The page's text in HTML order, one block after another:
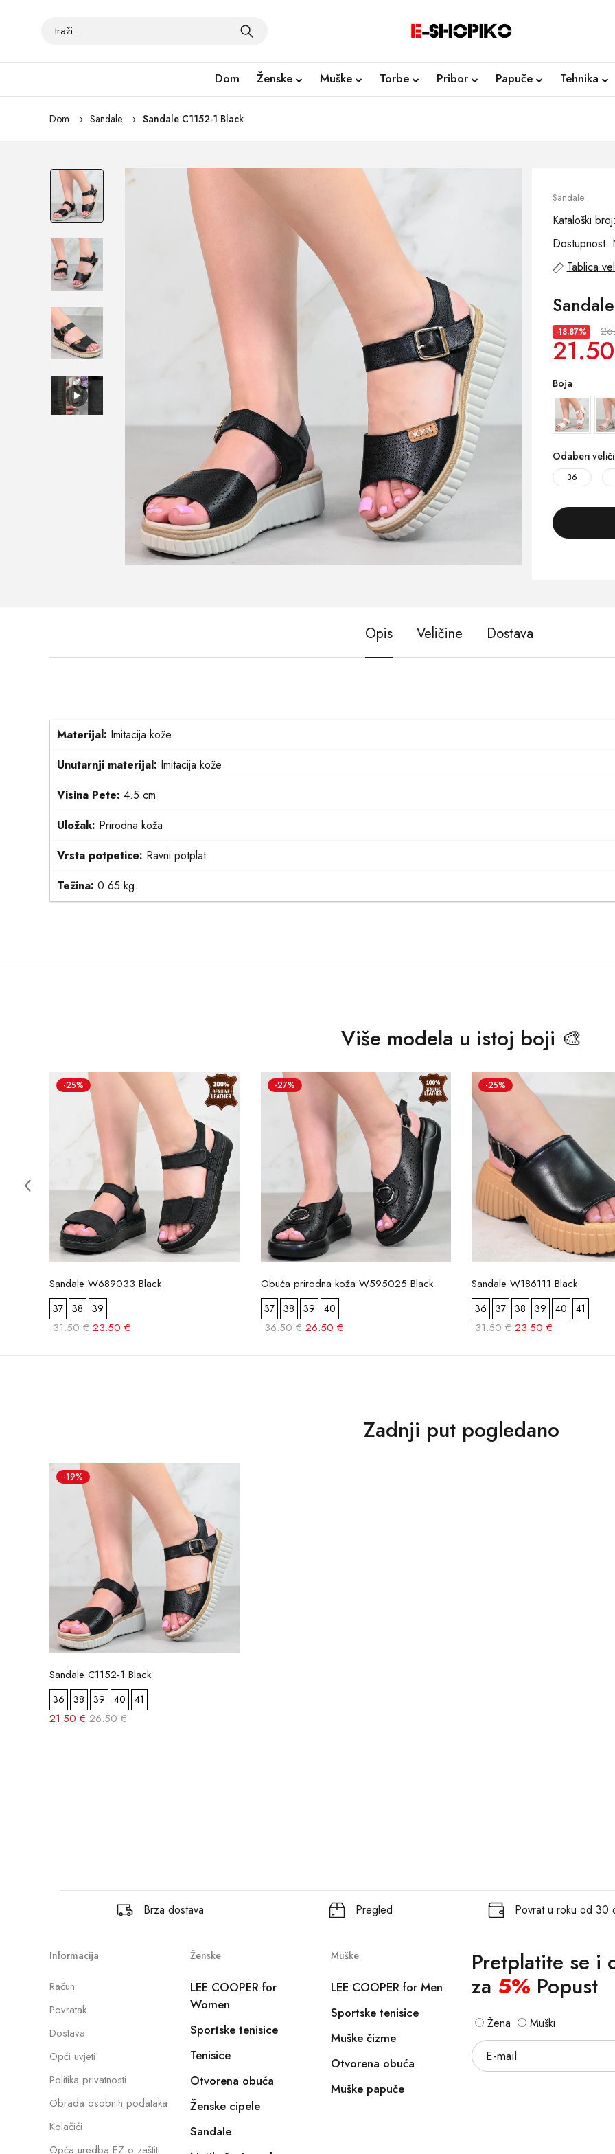
Dom Ženske Muške Torbe Pribor Papuče Tehnika
Dom Sandale Sandale C1152-1 Black
Sandale
Kataloški
Dostupnost:
Tablica
-18.87%
Boja
Odaberi
36
Opis Veličine Dostava
Materijal: Imitacija kože
Unutarnji materijal: Imitacija kože
Visina Pete: 4.5 cm
Uložak: Prirodna koža
Vrsta potpetice: Ravni potplat
Težina: 0.65 kg.
Više modela u istoj boji 🎨
-25%
Sandale W689033 Black
37 38 39
31.50 € 23.50 €
-27%
Obuća prirodna koža W595025 Black
37 38 39 40
36.50 € 26.50 €
-25%
Sandale W186111 Black
36 37 38 39 40 41
31.50 € 23.50 €
Zadnji put pogledano
-19%
Sandale C1152-1 Black
36 38 39 40 41
21.50 € 26.50 €
Brza dostava Pregled Povrat u roku od 30
Informacija
Račun
Povratak
Dostava
Opći uvjeti
Politika privatnosti
Obrada osobnih podataka
Kolačići
Opća uredba EZ o zaštiti
Ženske
LEE COOPER for
Women
Sportske tenisice
Tenisice
Otvorena obuća
Ženske cipele
Sandale
Muške
LEE COOPER for Men
Sportske tenisice
Muške čizme
Otvorena obuća
Muške papuče
Pretplatite se i
za 5% Popust
Žena Muški